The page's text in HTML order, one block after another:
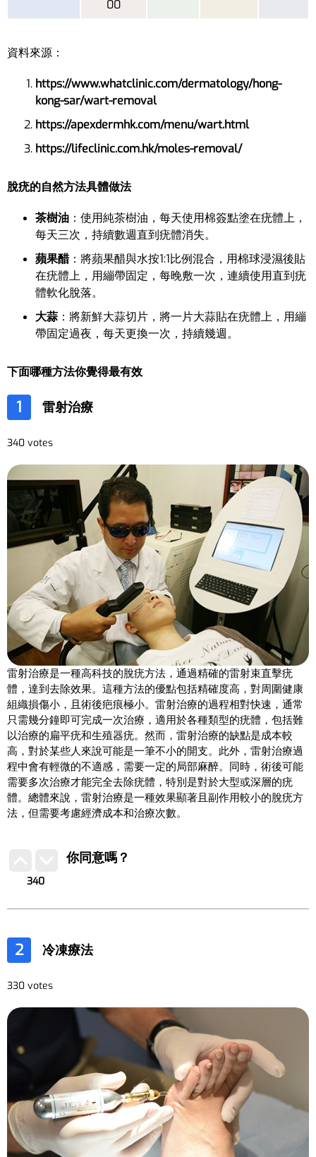
00
資料來源：
https://www.whatclinic.com/dermatology/hong-
kong-sar/wart-removal
https://apexdermhk.com/menu/wart.html
https://lifeclinic.com.hk/moles-removal/
脫疣的自然方法具體做法
茶樹油 ：使用純茶樹油，每天使用棉簽點塗在疣體上，
每天三次，持續數週直到疣體消失。
蘋果醋：將蘋果醋與水按1:1比例混合，用棉球浸濕後貼
在疣體上，用繃帶固定，每晚敷一次，連續使用直到疣
體軟化脫落。
大蒜 ：將新鮮大蒜切片，將一片大蒜貼在疣體上，用繃
帶固定過夜，每天更換一次，持續幾週。
下面哪種方法你覺得最有效
1 雷射治療
340 votes
雷射治療是一種高科技的脫疣方法，通過精確的雷射束直擊疣
體，達到去除效果。這種方法的優點包括精確度高，對周圍健康
組織損傷小，且術後疤痕極小。雷射治療的過程相對快速，通常
只需幾分鐘即可完成一次治療，適用於各種類型的疣體，包括難
以治療的扁平疣和生殖器疣。然而，雷射治療的缺點是成本較
高，對於某些人來說可能是一筆不小的開支。此外，雷射治療過
程中會有輕微的不適感，需要一定的局部麻醉。同時，術後可能
需要多次治療才能完全去除疣體，特別是對於大型或深層的疣
體。總體來說，雷射治療是一種效果顯著且副作用較小的脫疣方
法，但需要考慮經濟成本和治療次數。
340
你同意嗎？
2 冷凍療法
330 votes